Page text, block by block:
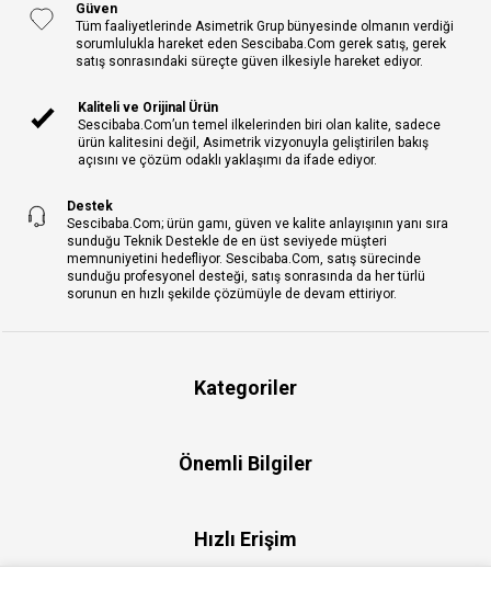
Güven
Tüm faaliyetlerinde Asimetrik Grup bünyesinde olmanın verdiği
sorumlulukla hareket eden Sescibaba.Com gerek satış, gerek
satış sonrasındaki süreçte güven ilkesiyle hareket ediyor.
Kaliteli ve Orijinal Ürün
Sescibaba.Com’un temel ilkelerinden biri olan kalite, sadece
ürün kalitesini değil, Asimetrik vizyonuyla geliştirilen bakış
açısını ve çözüm odaklı yaklaşımı da ifade ediyor.
Destek
Sescibaba.Com; ürün gamı, güven ve kalite anlayışının yanı sıra
sunduğu Teknik Destekle de en üst seviyede müşteri
memnuniyetini hedefliyor. Sescibaba.Com, satış sürecinde
sunduğu profesyonel desteği, satış sonrasında da her türlü
sorunun en hızlı şekilde çözümüyle de devam ettiriyor.
Kategoriler
Önemli Bilgiler
Hızlı Erişim